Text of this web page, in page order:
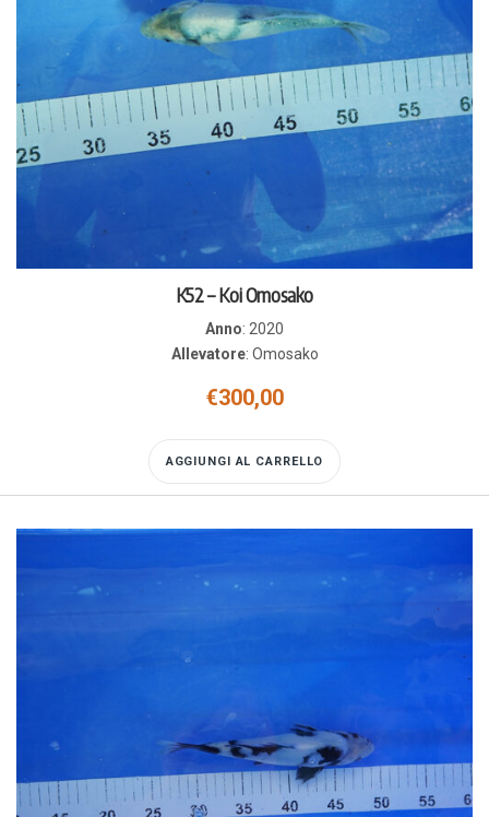
K52 – Koi Omosako
Anno: 2020
Allevatore: Omosako
€300,00
AGGIUNGI AL CARRELLO